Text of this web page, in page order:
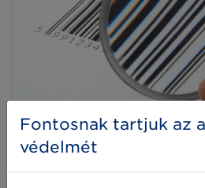
Fontosnak tartjuk az
védelmét